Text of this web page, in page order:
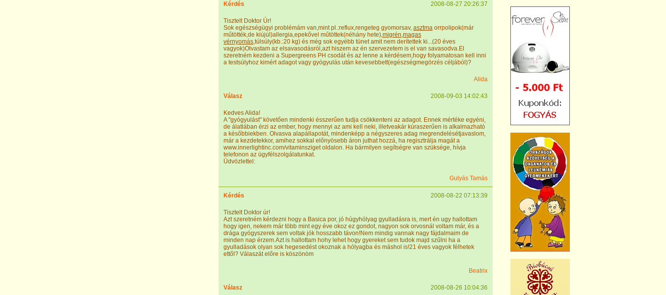
Kérdés 2008-08-27 20:26:37
Tisztelt Doktor Úr!
Sok egészségügyi problémám van,mint pl.:reflux,rengeteg gyomorsav, asztma orrpolipok(már
műtötték,de kiújúl)allergia,epekővel műtöttek(néhány hete),migrén,magas
vérnyomás,túlsúly(kb.:20 kg) és még sok egyébb tünet amit nem derítettek ki...(20 éves
vagyok)Olvastam az elsavasodásról,azt hiszem az én szervezetem is el van savasodva.El
szeretném kezdeni a Supergreens PH csodát és az lenne a kérdésem,hogy folyamatosan kell inni
a testsúlyhoz kimért adagot vagy gyógyulás után kevesebbett(egészségmegörzés céljából)?
Alida
Válasz 2008-09-03 14:02:43
Kedves Alida!
A "gyógyulást" követően mindenki ésszerűen tudja csökkenteni az adagot. Ennek mértéke egyéni,
de álatlában érzi az ember, hogy mennyi az ami kell neki, illetveakár kúraszerűen is alkalmazható
a későbbiekben. Olvasva alapállapotát, mindenképp a négyszeres adag megrendelésétjavaslom,
már a kezdetekkor, amihez sokkal előnyösebb áron juthat hozzá, ha regisztrálja magát a
www.innerlightinc.com/vitaminsziget oldalon. Ha bármilyen segítségre van szüksége, hívja
telefonon az ügyfélszolgálatunkat.
Üdvözlettel:
Gulyás Tamás
Kérdés 2008-08-22 07:13:39
Tisztelt Doktor úr!
Azt szeretném kérdezni hogy a Basica por, jó húgyhólyag gyulladásra is, mert én ugy hallottam
hogy igen, nekem már több mint egy éve okoz ez gondot, nagyon sok orvosnál voltam már, és a
drága gyógyszerek sem voltak jók hosszabb távon!Nem mindig vannak nagy fájdalmaim de
minden nap érzem.Azt is hallottam hohy lehet hogy gyereket sem tudok majd szűlni ha a
gyulladások olyan sok hegesedést okoznak a hólyagba és máshol is!21 éves vagyok félhetek
ettől? Válaszát előre is köszönöm
Beatrix
Válasz 2008-08-26 10:04:36